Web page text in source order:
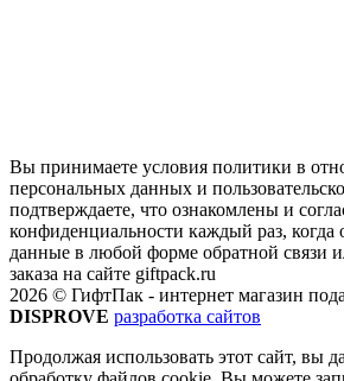
Вы принимаете условия политики в
персональных данных и
подтверждаете, что ознакомлены и
конфиденциальности каждый раз, когда
данные в любой форме обратной связи
заказа на сайте giftpack.ru
2026 © ГифтПак - интернет магазин
DISPROVE разработка сайтов
Продолжая использовать этот сайт, вы